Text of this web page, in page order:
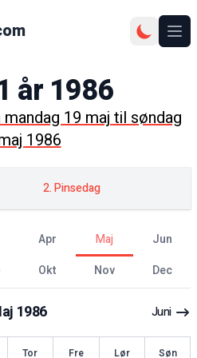
år 1986
mandag 19 maj tilsøndag
1986
2. Pinsedag
apr maj
jun
okt nov dec
1986 Juni
Tor Fre Lør Søn